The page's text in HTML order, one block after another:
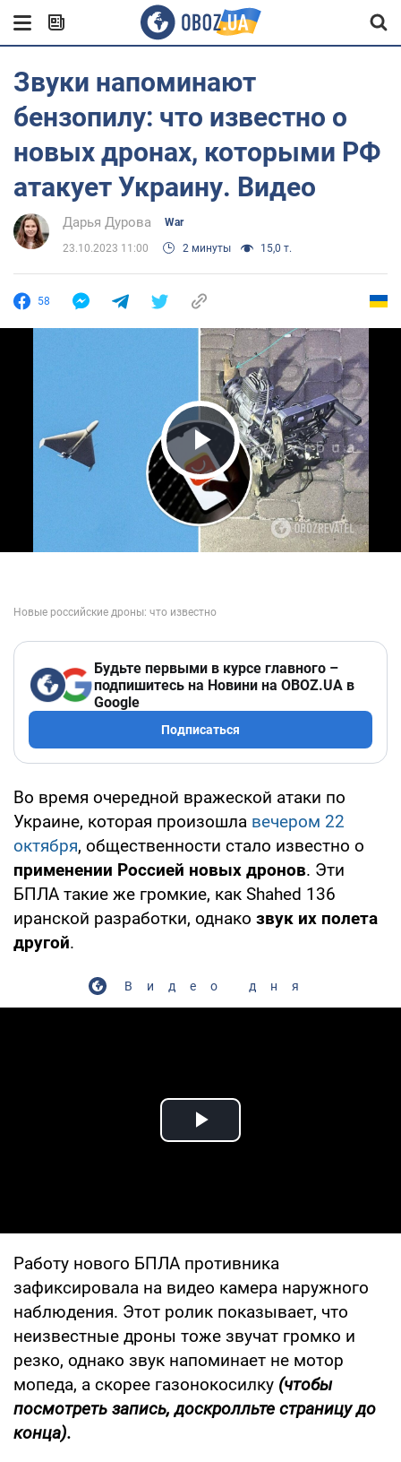
Звуки напоминают
бензопилу: что известно о
новых дронах, которыми РФ
атакует Украину. Видео
Дарья Дурова War
23.10.2023 11:00 2 минуты 15,0 т.
58
Play Video
Будьте первыми в курсе главного –
подпишитесь на Новини на OBOZ.UA в
Google
Подписаться
Во время очередной вражеской атаки по
Украине, которая произошла вечером 22
октября, общественности стало известно о
применении Россией новых дронов. Эти
БПЛА такие же громкие, как Shahed 136
иранской разработки, однако звук их полета
другой.
Видео дня
Play Video
Работу нового БПЛА противника
зафиксировала на видео камера наружного
наблюдения. Этот ролик показывает, что
неизвестные дроны тоже звучат громко и
резко, однако звук напоминает не мотор
мопеда, а скорее газонокосилку (чтобы
посмотреть запись, доскролльте страницу до
конца).